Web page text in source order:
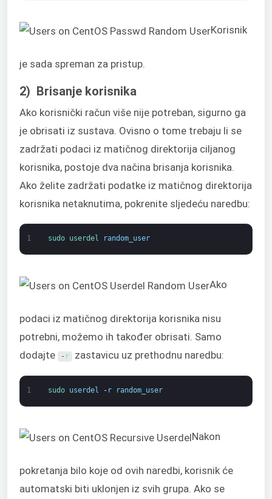
Korisnik
je sada spreman za pristup.
2) Brisanje korisnika
Ako korisnički račun više nije potreban, sigurno ga
je obrisati iz sustava. Ovisno o tome trebaju li se
zadržati podaci iz matičnog direktorija ciljanog
korisnika, postoje dva načina brisanja korisnika.
Ako želite zadržati podatke iz matičnog direktorija
korisnika netaknutima, pokrenite sljedeću naredbu:
1 sudo userdel random_user
Ako
podaci iz matičnog direktorija korisnika nisu
potrebni, možemo ih također obrisati. Samo
dodajte
- r zastavicu uz prethodnu naredbu:
1 sudo userdel - r random_user
Nakon
pokretanja bilo koje od ovih naredbi, korisnik će
automatski biti uklonjen iz svih grupa. Ako se